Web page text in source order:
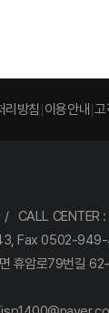
리방침 이용안내 고
/ CALL CENTER
Fax 0502-
면 휴암로79번길